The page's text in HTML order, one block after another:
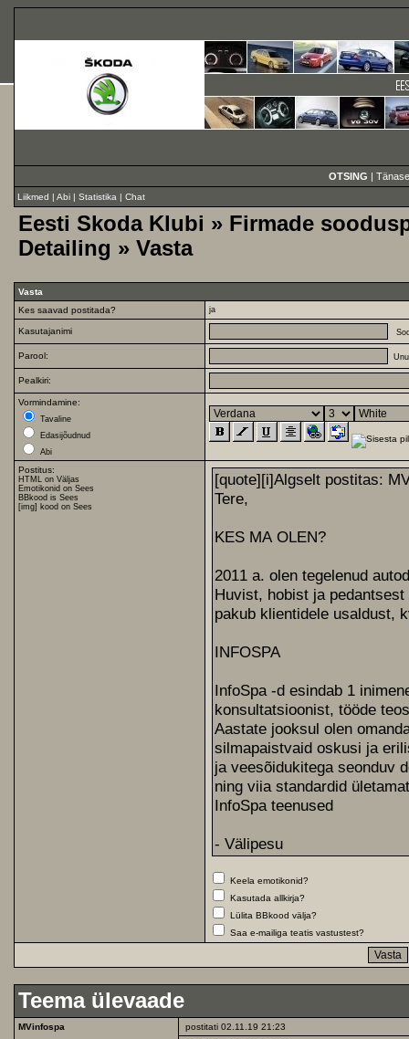
OTSING |
Liikmed | Abi | Statistika | Chat
Eesti Skoda Klubi » Firmade
Detailing » Vasta
Vasta
Kes saavad postitada?
ja
Kasutajanimi
Parool:
Pealkiri:
Vormindamine:
Tavaline
Edasijõudnud
Abi
Postitus:
HTML on Väljas
Emotikonid on Sees
BBkood is Sees
[img] kood on Sees
Keela emotikonid?
Kasutada allkirja?
Lülita BBkood välja?
Saa e-mailiga teatis vastustest?
Teema ülevaade
MVinfospa postitati 02.11.19 21:23